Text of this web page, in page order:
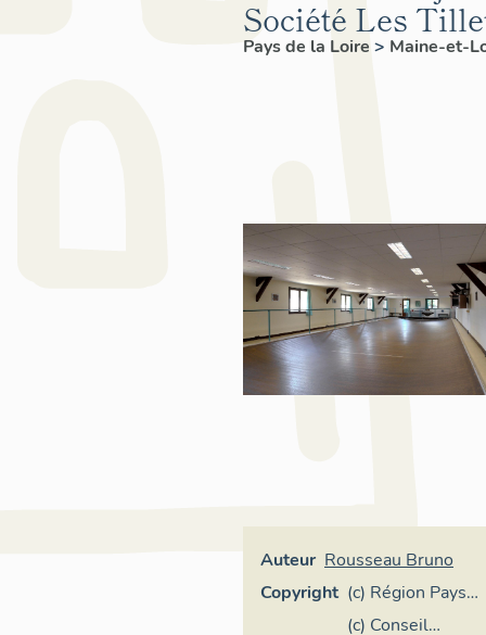
Société Les
Pays de la Loire > Maine-et-
Auteur Rousseau Bruno
Copyright (c) Région Pays
de la Loire -
(c) Conseil